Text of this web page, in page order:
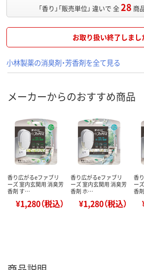
「香り」「販売単位」 違いで 全28 商
お取り扱い終了しまし
小林製薬の消臭剤・芳香剤を全て見る
メーカーからのおすすめ商品
香り広がるeファブリ
ーズ 室内玄関用 消臭芳
香剤 す…
¥1,280（税込）
香り広がるeファブリ
ーズ 室内玄関用 消臭芳
香剤 ホ…
¥1,280（税込）
香
ー
香